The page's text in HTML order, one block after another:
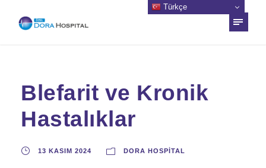
Blefarit ve Kronik
Hastalıklar
13 KASIM 2024 DORA HOSPITAL
Türkçe